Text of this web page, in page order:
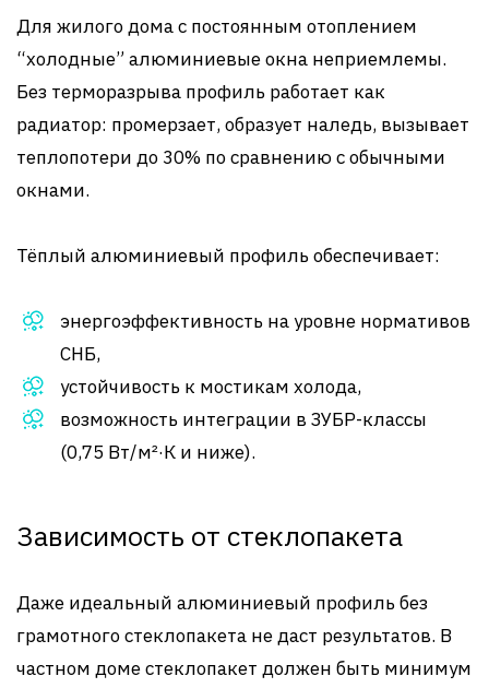
Для жилого дома с постоянным отоплением
“холодные” алюминиевые окна неприемлемы.
Без терморазрыва профиль работает как
радиатор: промерзает, образует наледь, вызывает
теплопотери до 30% по сравнению с обычными
окнами.
Тёплый алюминиевый профиль обеспечивает:
энергоэффективность на уровне нормативов
СНБ,
устойчивость к мостикам холода,
возможность интеграции в ЗУБР-классы
(0,75 Вт/м²·К и ниже).
Зависимость от стеклопакета
Даже идеальный алюминиевый профиль без
грамотного стеклопакета не даст результатов. В
частном доме стеклопакет должен быть минимум